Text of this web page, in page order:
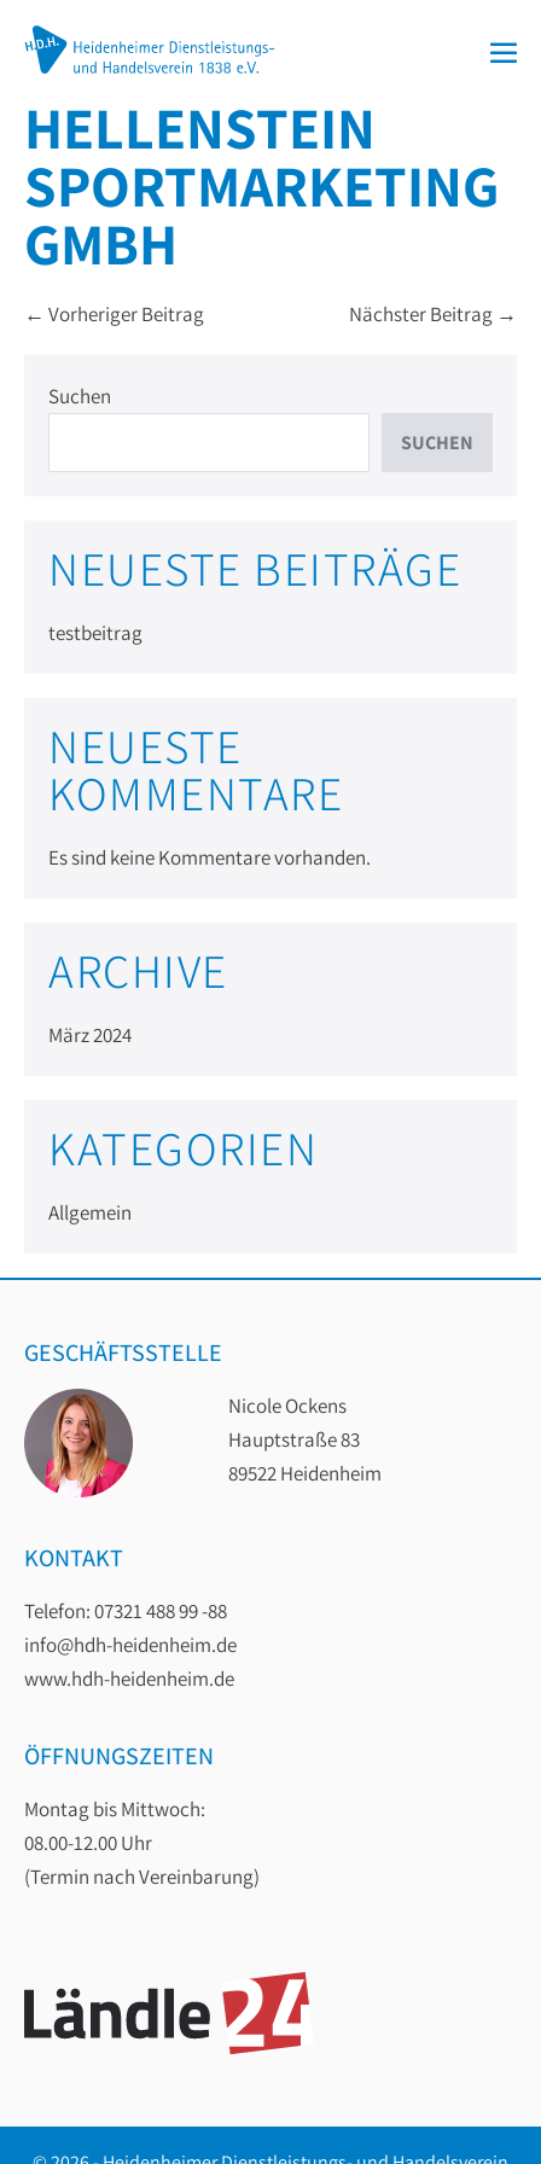
Inhalt
HELLENSTEIN
SPORTMARKETING
GMBH
Beitragsnavigation
← Vorheriger Beitrag Nächster Beitrag →
Suchen
SUCHEN
NEUESTE BEITRÄGE
testbeitrag
NEUESTE
KOMMENTARE
Es sind keine Kommentare vorhanden.
ARCHIVE
März 2024
KATEGORIEN
Allgemein
GESCHÄFTSSTELLE
Nicole Ockens
Hauptstraße 83
89522 Heidenheim
KONTAKT
Telefon: 07321 488 99 -88
info@hdh-heidenheim.de
www.hdh-heidenheim.de
ÖFFNUNGSZEITEN
Montag bis Mittwoch:
08.00-12.00 Uhr
(Termin nach Vereinbarung)